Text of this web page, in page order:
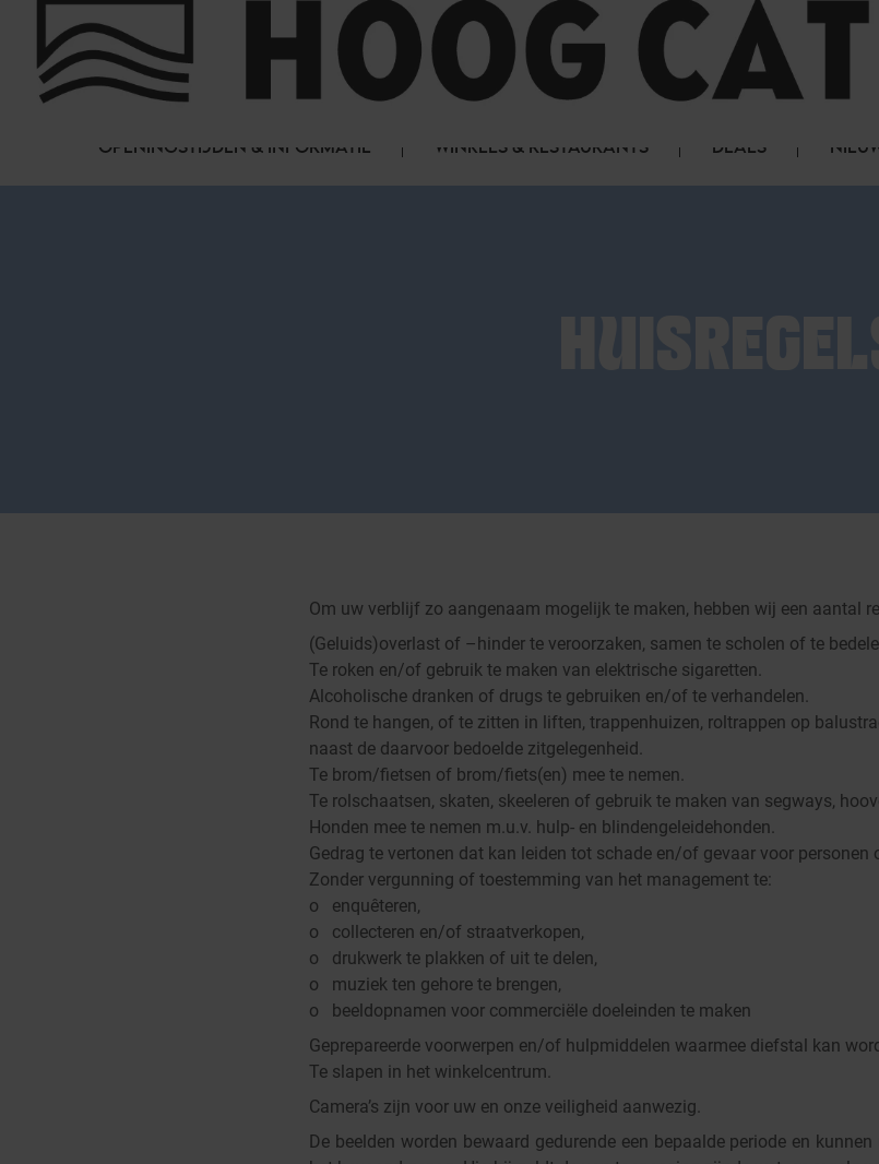
FAQ
HET WINKELCENTRUM
OPENINGSTIJDEN & INFORMATIE WINKELS & RESTAURANTS DEALS
Om uw verblijf zo aangenaam mogelijk te maken, hebben wij een aantal
(Geluids)overlast of –hinder te veroorzaken, samen te scholen of te
Te roken en/of gebruik te maken van elektrische sigaretten.
Alcoholische dranken of drugs te gebruiken en/of te verhandelen.
Rond te hangen, of te zitten in liften, trappenhuizen, roltrappen op
naast de daarvoor bedoelde zitgelegenheid.
Te brom/fietsen of brom/fiets(en) mee te nemen.
Te rolschaatsen, skaten, skeeleren of gebruik te maken van segways,
Honden mee te nemen m.u.v. hulp- en blindengeleidehonden.
Gedrag te vertonen dat kan leiden tot schade en/of gevaar voor personen
Zonder vergunning of toestemming van het management te:
o enquêteren,
o collecteren en/of straatverkopen,
o drukwerk te plakken of uit te delen,
o muziek ten gehore te brengen,
o beeldopnamen voor commerciële doeleinden te maken
Geprepareerde voorwerpen en/of hulpmiddelen waarmee diefstal kan
Te slapen in het winkelcentrum.
Camera’s zijn voor uw en onze veiligheid aanwezig.
De beelden worden bewaard gedurende een bepaalde periode en